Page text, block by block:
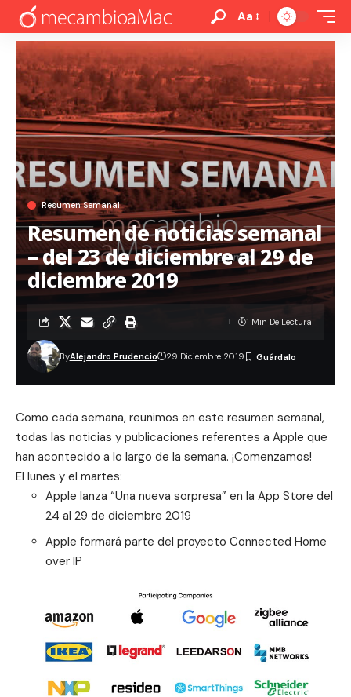
Aa
Resumen Semanal
Resumen de noticias semanal
– del 23 de diciembre al 29 de
diciembre 2019
ByAlejandro Prudencio 29 Diciembre 2019
1 Min De Lectura
Como cada semana, reunimos en este resumen semanal,
todas las noticias y publicaciones referentes a Apple que
han acontecido a lo largo de la semana. ¡Comenzamos!
El lunes y el martes:
Apple lanza “Una nueva sorpresa” en la App Store del
24 al 29 de diciembre 2019
Apple formará parte del proyecto Connected Home
over IP